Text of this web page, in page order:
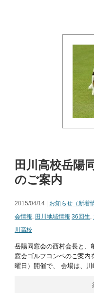
田川高校岳陽
のご案内
2015/04/14 | お知らせ（新着
会情報, 田川地域情報 36回生,
川高校
岳陽同窓会の西村会長と、
窓会ゴルフコンペのご案内
曜日）開催で、 会場は、